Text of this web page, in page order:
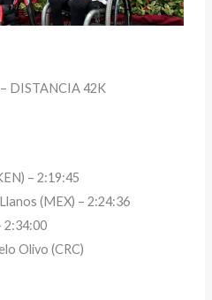
DISTANCIA 42K
– 2:19:45
(MEX) – 2:24:36
2:34:00
Olivo (CRC)